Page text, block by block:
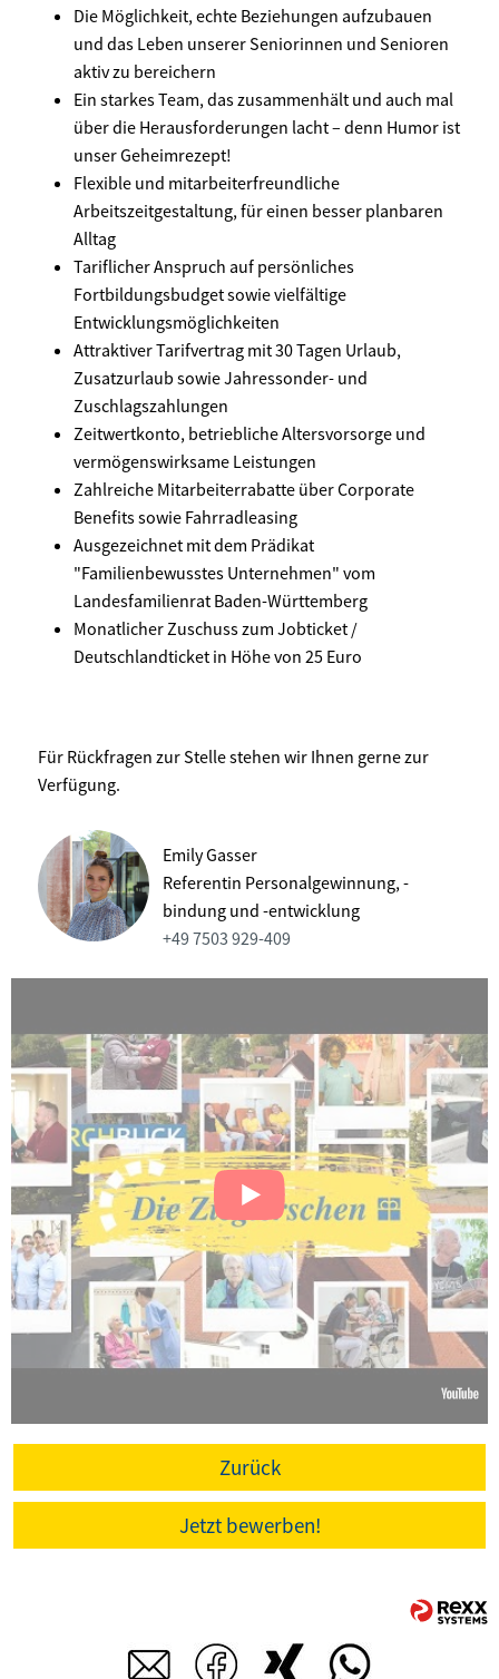
Die Möglichkeit, echte Beziehungen aufzubauen
und das Leben unserer Seniorinnen und Senioren
aktiv zu bereichern
Ein starkes Team, das zusammenhält und auch mal
über die Herausforderungen lacht – denn Humor ist
unser Geheimrezept!
Flexible und mitarbeiterfreundliche
Arbeitszeitgestaltung, für einen besser planbaren
Alltag
Tariflicher Anspruch auf persönliches
Fortbildungsbudget sowie vielfältige
Entwicklungsmöglichkeiten
Attraktiver Tarifvertrag mit 30 Tagen Urlaub,
Zusatzurlaub sowie Jahressonder- und
Zuschlagszahlungen
Zeitwertkonto, betriebliche Altersvorsorge und
vermögenswirksame Leistungen
Zahlreiche Mitarbeiterrabatte über Corporate
Benefits sowie Fahrradleasing
Ausgezeichnet mit dem Prädikat
"Familienbewusstes Unternehmen" vom
Landesfamilienrat Baden-Württemberg
Monatlicher Zuschuss zum Jobticket /
Deutschlandticket in Höhe von 25 Euro
Für Rückfragen zur Stelle stehen wir Ihnen gerne zur
Verfügung.
Emily Gasser
Referentin Personalgewinnung, -
bindung und -entwicklung
+49 7503 929-409
Zurück
Jetzt bewerben!